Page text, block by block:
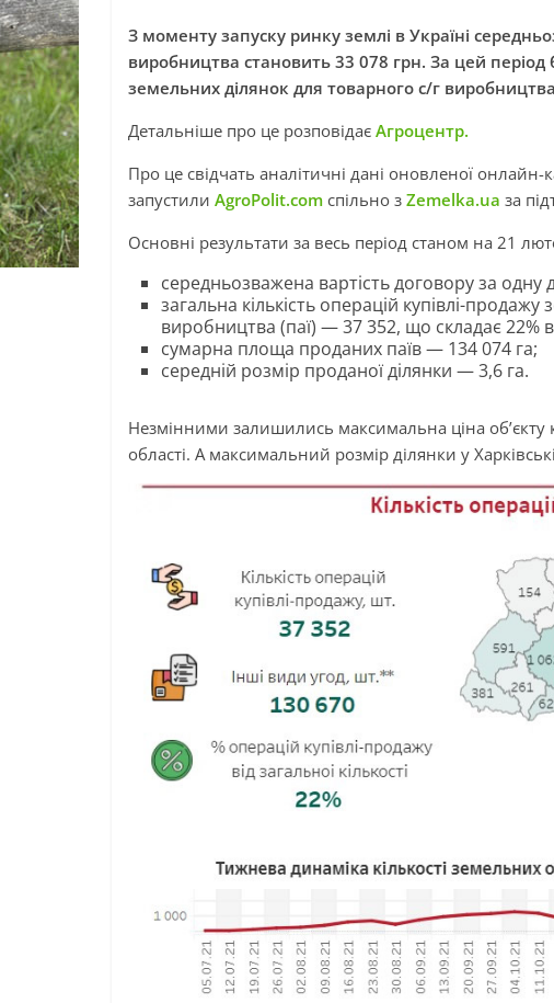
З моменту запуску ринку землі в Україні
виробництва становить 33 078 грн. За цей період
земельних ділянок для товарного с/г
Детальніше про це розповідає Агроцентр.
Про це свідчать аналітичні дані оновленої
запустили AgroPolit.com спільно з Zemelka.ua за
Основні результати за весь період станом на 21
середньозважена вартість договору за одну
загальна кількість операцій купівлі-
виробництва (паї) — 37 352, що складає 22%
сумарна площа проданих паїв — 134 074 га;
середній розмір проданої ділянки — 3,6 га.
Незмінними залишились максимальна ціна
області. А максимальний розмір ділянки у